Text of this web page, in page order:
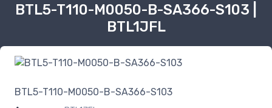
BTL5-T110-M0050-B-SA366-S103 |
BTL1JFL
BTL5-T110-M0050-B-SA366-S103